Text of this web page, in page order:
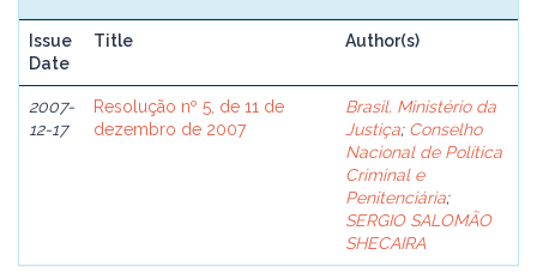
Issue
Date
Title Author(s)
2007-
12-17
Resolução nº 5, de 11 de
dezembro de 2007
Brasil. Ministério da
Justiça; Conselho
Nacional de Política
Criminal e
Penitenciária;
SERGIO SALOMÃO
SHECAIRA